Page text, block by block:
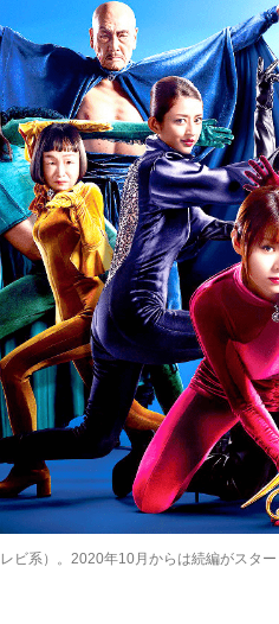
ビ系）。2020年10月からは続編がスター